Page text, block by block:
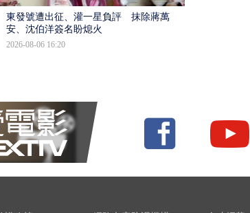
東發號遭出征、灌一星負評 抹除蔣萬
安、沈伯洋簽名盼熄火
2026-08-06 16:20